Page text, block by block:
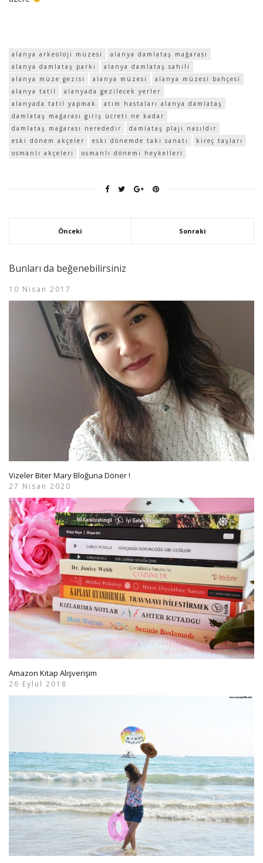
alanya arkeoloji müzesi
alanya damlataş mağarası
alanya damlataş parkı
alanya damlataş sahili
alanya müze gezisi
alanya müzesi
alanya müzesi bahçesi
alanya tatil
alanyada gezilecek yerler
alanyada tatil yapmak
atım hastaları alanya damlataş
damlataş mağarası giriş ücreti ne kadar
damlataş mağarası nerededir
damlataş plajı nasıldır
eski dönem akçeler
eski dönemde takı sanatı
kireç taşları
osmanlı akçeleri
osmanlı dönemi heykelleri
Önceki Sonraki
Bunları da beğenebilirsiniz
10 Nisan 2017
Vizeler Biter Mary Bloğuna Döner !
27 Nisan 2020
Amazon Kitap Alışverişim
26 Eylül 2018